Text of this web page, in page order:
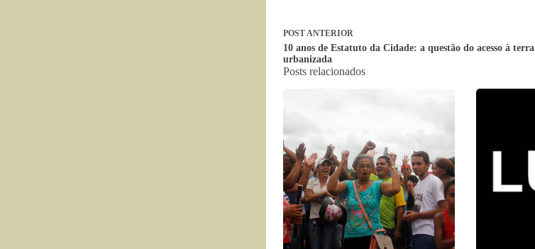
POSTANTERIOR
10 anos de Estatuto da Cidade: a questão do acesso à terra
urbanizada
Posts relacionados